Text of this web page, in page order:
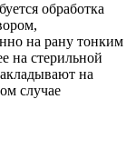
обработка
на рану тонким
на стерильной
на
случае